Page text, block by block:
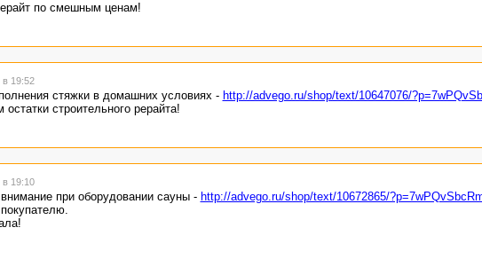
по смешным ценам!
19:52
стяжки в домашних условиях - http://advego.ru/shop/text/10647076/
строительного рерайта!
19:10
при оборудовании сауны - http://advego.ru/shop/text/10672865/